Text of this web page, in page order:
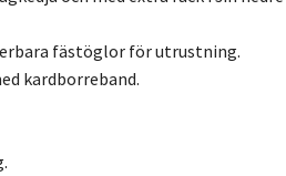
fästöglor för utrustning.
kardborreband.